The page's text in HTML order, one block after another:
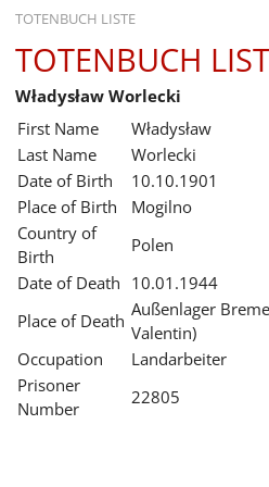
TOTENBUCH LISTE
STARTSEITE
AUSSTELLUNGEN
GESCHICHTE
BILDUNG
FORSCHUNG
SERVICE
Leichte Sprache Back
Leichte
Deutsch
TOTENBUCH
Władysław Worlecki
First Name
Władysław
Last Name
Worlecki
Date of Birth
10.10.1901
Place of Birth
Mogilno
Country of
Birth
Polen
Date of Death 10.01.1944
Place of Death
Außenlager
Valentin)
Occupation
Landarbeiter
Prisoner
Number
22805